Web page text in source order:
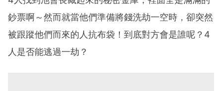
鈔票啊～然而就當他們準備將錢洗劫一空時，卻突然
被跟蹤他們而來的人抗布袋！到底對方會是誰呢？4
人是否能逃過一劫？